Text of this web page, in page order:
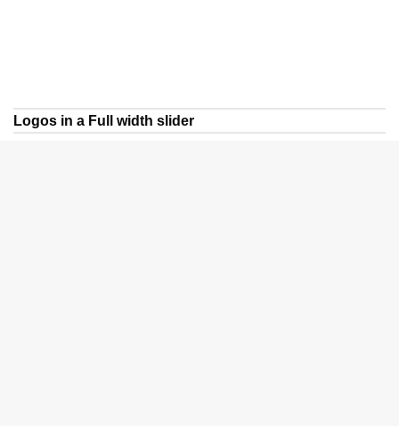
Logos in a Full width slider